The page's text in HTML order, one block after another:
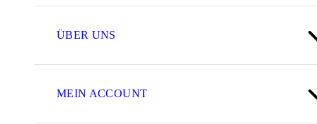
ÜBER UNS
MEIN ACCOUNT